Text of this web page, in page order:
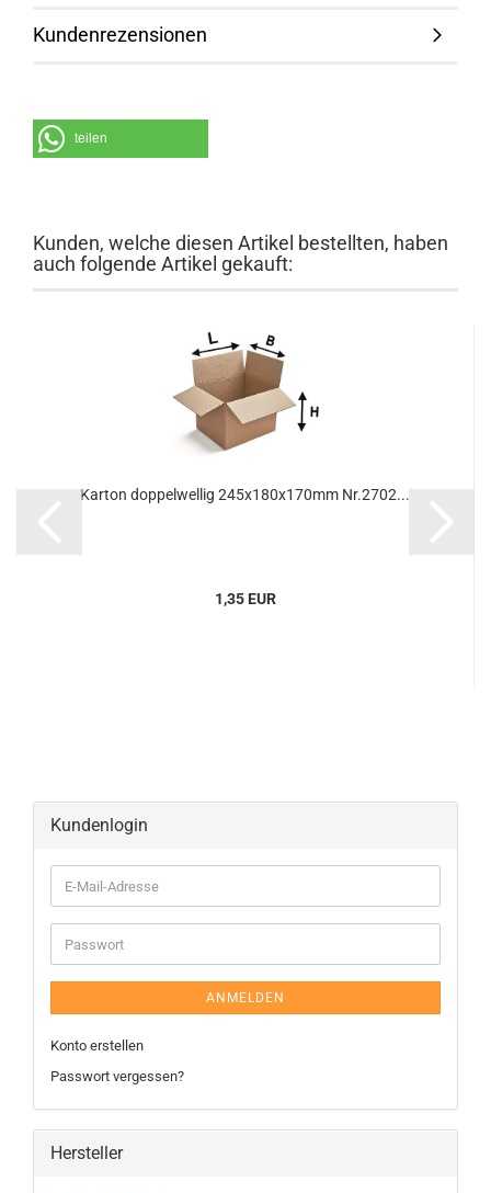
Kundenrezensionen
teilen
Kunden, welche diesen Artikel bestellten, haben
auch folgende Artikel gekauft:
Kar­ton dop­pel­wel­lig 245x180x170mm Nr.2702...
1,35 EUR
Kundenlogin
ANMELDEN
Konto erstellen
Passwort vergessen?
Hersteller